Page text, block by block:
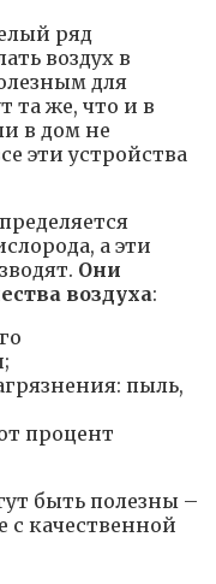
ряд
воздух в
для
та же, что и в
в дом не
эти устройства
а эти
Они
воздуха:
пыль,
процент
быть полезны –
с качественной